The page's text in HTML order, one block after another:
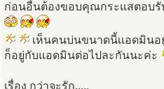
ก่อนอื่นต้องขอบคุณกระแสตอบรั
เห็นคนบ่นขนาดนี้เเอดมิน
ก็อยู่กับแอดมินต่อไปละกันนะค่ะ
เรื่อง กว่าจะรัก.....